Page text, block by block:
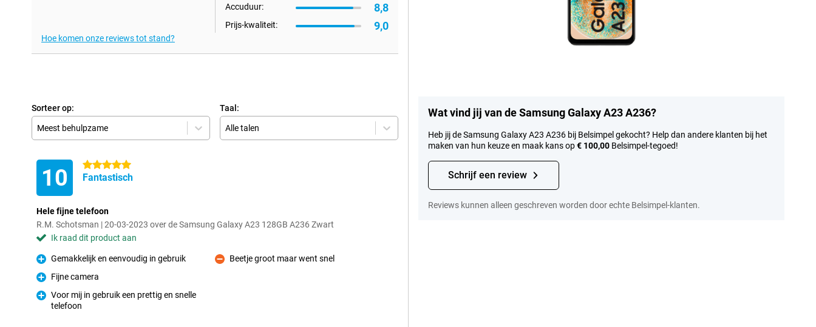
Accuduur: 8,8
Prijs-kwaliteit: 9,0
Hoe komen onze reviews tot stand?
Sorteer op:
Meest behulpzame
Taal:
Alle talen
10 5 sterren
Fantastisch
Hele fijne telefoon
R.M. Schotsman | 20-03-2023 over de Samsung Galaxy A23 128GB A236 Zwart
Ik raad dit product aan
Pluspunt
Gemakkelijk en eenvoudig in gebruik
Pluspunt
Fijne camera
Pluspunt
Voor mij in gebruik een prettig en snelle
telefoon
Minpunt
Beetje groot maar went snel
Wat vind jij van de Samsung Galaxy A23 A236?
Heb jij de Samsung Galaxy A23 A236 bij Belsimpel gekocht? Help dan andere klanten bij het
maken van hun keuze en maak kans op€ 100,00 Belsimpel-tegoed!
Schrijf een review
Reviews kunnen alleen geschreven worden door echte Belsimpel-klanten.